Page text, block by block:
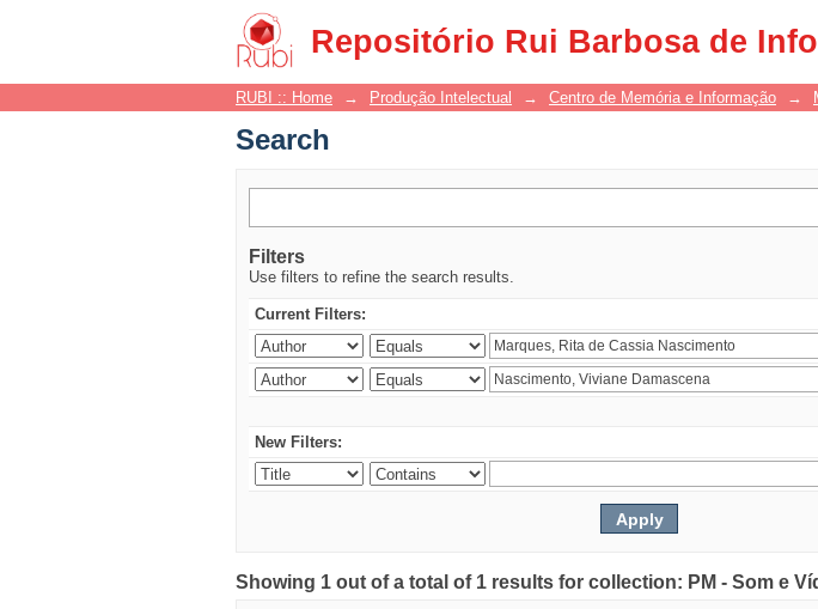
Repositório Rui Barbosa de
Search
RUBI :: Home → Produção Intelectual → Centro de Memória e Informação →
Search
Filters
Use filters to refine the search results.
Current Filters:
New Filters:
Showing 1 out of a total of 1 results for collection: PM - Som e